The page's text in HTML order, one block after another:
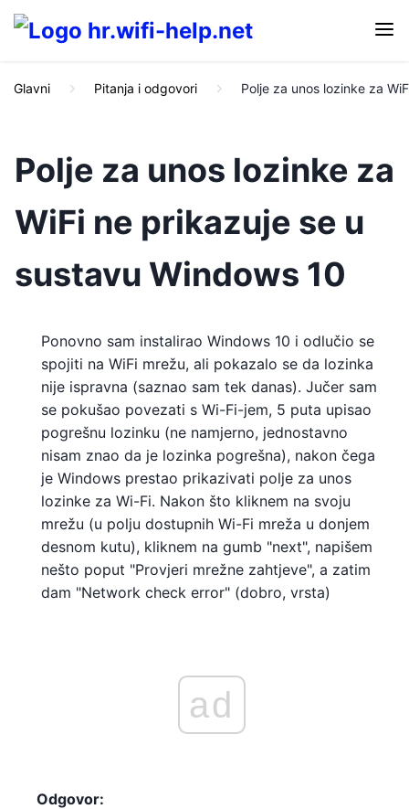
Glavni Pitanja i odgovori Polje za unos lozinke za
Polje za unos lozinke za
WiFi ne prikazuje se u
sustavu Windows 10
Ponovno sam instalirao Windows 10 i odlučio se
spojiti na WiFi mrežu, ali pokazalo se da lozinka
nije ispravna (saznao sam tek danas). Jučer sam
se pokušao povezati s Wi-Fi-jem, 5 puta upisao
pogrešnu lozinku (ne namjerno, jednostavno
nisam znao da je lozinka pogrešna), nakon čega
je Windows prestao prikazivati ​​polje za unos
lozinke za Wi-Fi. Nakon što kliknem na svoju
mrežu (u polju dostupnih Wi-Fi mreža u donjem
desnom kutu), kliknem na gumb "next", napišem
nešto poput "Provjeri mrežne zahtjeve", a zatim
dam "Network check error" (dobro, vrsta)
ad
Odgovor: